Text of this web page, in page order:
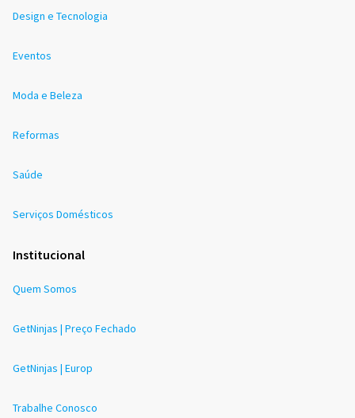
Design e Tecnologia
Eventos
Moda e Beleza
Reformas
Saúde
Serviços Domésticos
Institucional
Quem Somos
GetNinjas | Preço Fechado
GetNinjas | Europ
Trabalhe Conosco